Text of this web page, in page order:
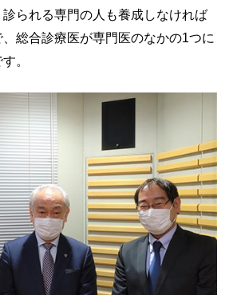
られる専門の人も養成しなければ
総合診療医が専門医のなかの1つに
。